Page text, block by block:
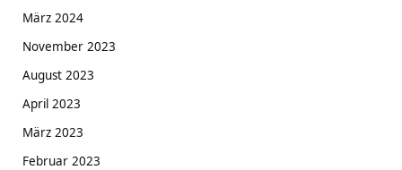
März 2024
November 2023
August 2023
April 2023
März 2023
Februar 2023